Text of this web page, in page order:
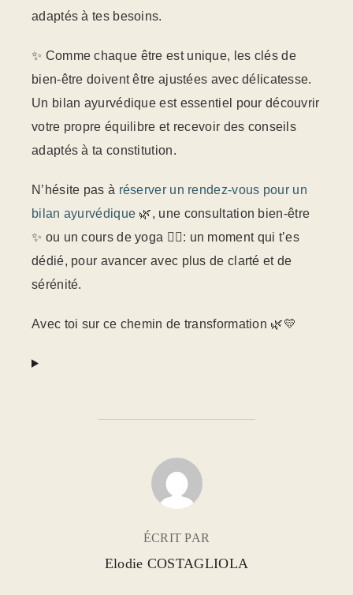
adaptés à tes besoins.
✨ Comme chaque être est unique, les clés de
bien-être doivent être ajustées avec délicatesse.
Un bilan ayurvédique est essentiel pour découvrir
votre propre équilibre et recevoir des conseils
adaptés à ta constitution.
N’hésite pas à réserver un rendez-vous pour un
bilan ayurvédique 🌿, une consultation bien-être
✨ ou un cours de yoga 🧘‍♀️: un moment qui t’es
dédié, pour avancer avec plus de clarté et de
sérénité.
Avec toi sur ce chemin de transformation 🌿💛
AUTEUR DE LA PUBLICATION
ÉCRIT PAR
Elodie COSTAGLIOLA